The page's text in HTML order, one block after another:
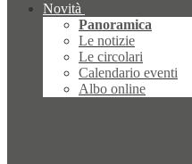
Novità
Panoramica
Le notizie
Le circolari
Calendario eventi
Albo online